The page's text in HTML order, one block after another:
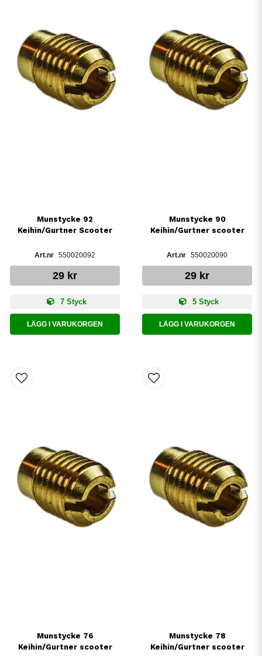
Munstycke 92
Keihin/Gurtner Scooter
550020092
29 kr
7 Styck
LÄGG I VARUKORGEN
Munstycke 90
Keihin/Gurtner scooter
550020090
29 kr
5 Styck
LÄGG I VARUKORGEN
Munstycke 76
Keihin/Gurtner scooter
Munstycke 78
Keihin/Gurtner scooter